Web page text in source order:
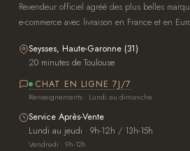
Revendeur officiel agréé des plus belles
e-commerce avec livraison en France et en
Seysses, Haute-Garonne (31)
20 minutes de Toulouse
CHAT EN LIGNE 7J/7
Renseignements · Lundi au dimanche
Service Après-Vente
Lundi au jeudi · 9h-12h / 13h-15h
Vendredi · 9h-12h